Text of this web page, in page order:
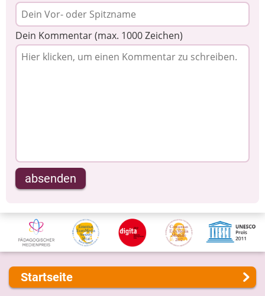
Dein Kommentar (max. 1000 Zeichen)
absenden
Startseite